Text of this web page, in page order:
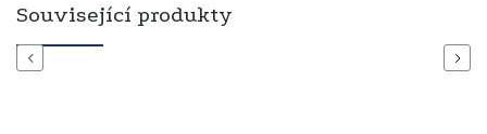
Související produkty
Previous Next